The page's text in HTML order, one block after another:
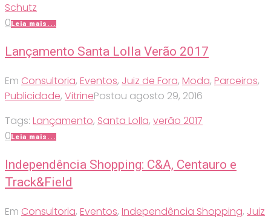
Schutz
0Leia mais...
Lançamento Santa Lolla Verão 2017
Em Consultoria, Eventos, Juiz de Fora, Moda, Parceiros,
Publicidade, VitrinePostou agosto 29, 2016
Tags: Lançamento, Santa Lolla, verão 2017
0Leia mais...
Independência Shopping: C&A, Centauro e
Track&Field
Em Consultoria, Eventos, Independência Shopping, Juiz